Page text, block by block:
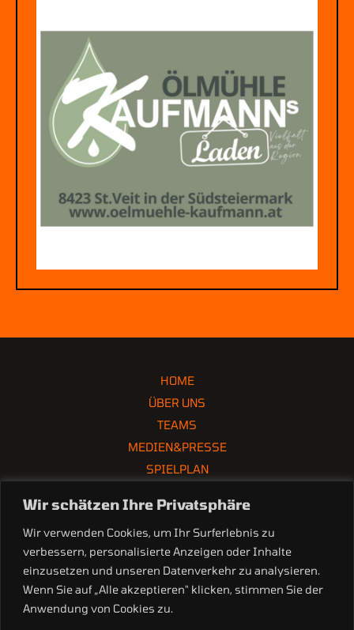
Wir schätzen Ihre Privatsphäre
Wir verwenden Cookies, um Ihr Surferlebnis zu
verbessern, personalisierte Anzeigen oder Inhalte
einzusetzen und unseren Datenverkehr zu analysieren.
Wenn Sie auf „Alle akzeptieren" klicken, stimmen Sie der
Anwendung von Cookies zu.
HOME
ÜBER UNS
TEAMS
MEDIEN&PRESSE
SPIELPLAN
office(at)ecgraz-huskies.at
Gaußgasse 3, 8010 Graz